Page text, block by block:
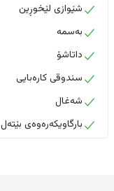
شێوازی لێخوڕین
بەسمە
داتاشۆ
سندوقی کارەبایی
شەغال
بارگاویکەرەوەی بێتەل